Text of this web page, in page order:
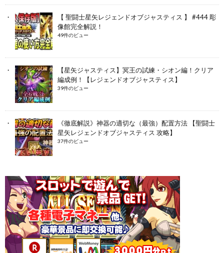
【 聖闘士星矢レジェンドオブジャスティス 】 #444 彫
像館完全解説！
49件のビュー
【星矢ジャスティス】冥王の試練・シオン編！クリア
編成例！【レジェンドオブジャスティス】
39件のビュー
《徹底解説》神器の適切な（最強）配置方法 【聖闘士
星矢レジェンドオブジャスティス 攻略】
37件のビュー